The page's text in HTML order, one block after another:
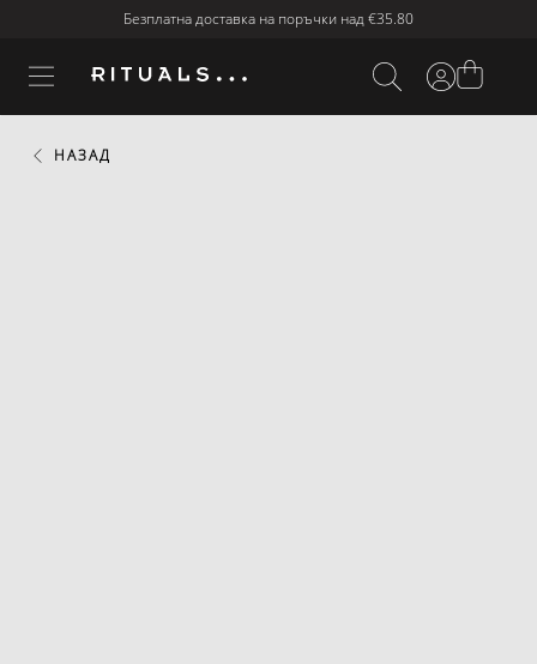
Безплатна доставка на поръчки над€35.80
НАЗАД